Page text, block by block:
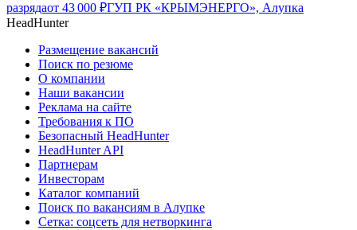
разрядаот 43 000 ₽ГУП РК «КРЫМЭНЕРГО», Алупка
HeadHunter
Размещение вакансий
Поиск по резюме
О компании
Наши вакансии
Реклама на сайте
Требования к ПО
Безопасный HeadHunter
HeadHunter API
Партнерам
Инвесторам
Каталог компаний
Поиск по вакансиям в Алупке
Сетка: соцсеть для нетворкинга